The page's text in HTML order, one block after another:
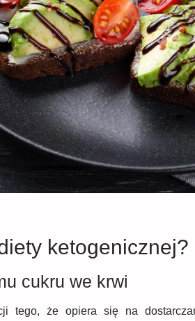
ketogenicznej?
cukru we krwi
tego, że opiera się na